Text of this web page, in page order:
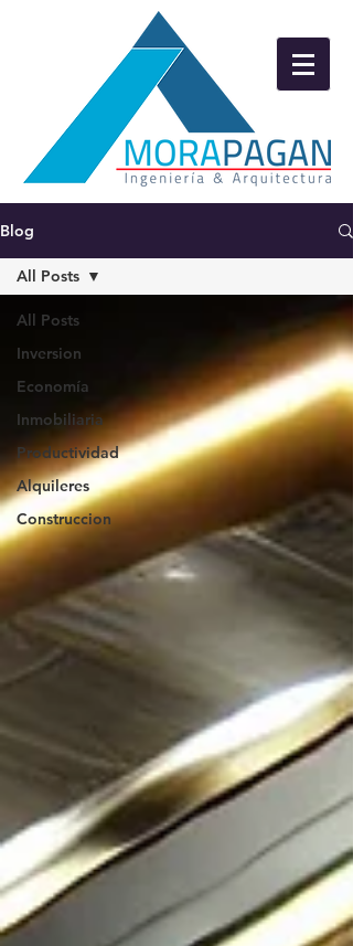
Blog
All Posts
Inversion
Economía
Inmobiliaria
Productividad
Alquileres
Construccion
All Posts